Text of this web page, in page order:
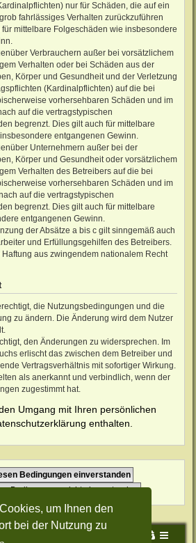
um Ihnen den
bei der Nutzung zu
nur für Schäden, die auf ein
fahrlässiges Verhalten zurückzuführen
mittelbare Folgeschäden wie insbesondere
Verbrauchern außer bei vorsätzlichem
Verhalten oder bei Schäden aus der
Körper und Gesundheit und der Verletzung
(Kardinalpflichten) auf die bei
vorhersehbaren Schäden und im
auf die vertragstypischen
begrenzt. Dies gilt auch für mittelbare
entgangenen Gewinn.
Unternehmern außer bei der
Körper und Gesundheit oder vorsätzlichem
Verhalten des Betreibers auf die bei
vorhersehbaren Schäden und im
auf die vertragstypischen
begrenzt. Dies gilt auch für mittelbare
entgangenen Gewinn.
der Absätze a bis c gilt sinngemäß auch
und Erfüllungsgehilfen des Betreibers.
aus zwingendem nationalem Recht
die Nutzungsbedingungen und die
zu ändern. Die Änderung wird dem Nutzer
den Änderungen zu widersprechen. Im
erlischt das zwischen dem Betreiber und
Vertragsverhältnis mit sofortiger Wirkung.
als anerkannt und verbindlich, wenn der
zugestimmt hat.
Umgang mit Ihren persönlichen
enthalten.